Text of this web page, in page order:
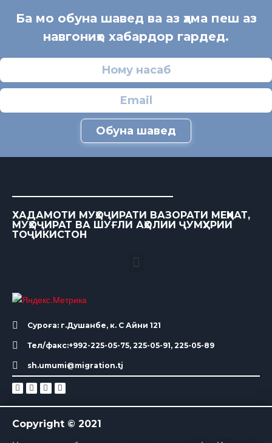
Ба мо обуна шавед ва аз ҳама пеш аз
навгониҳо хабардор гардед.
Обуна шавед
ХАДАМОТИ МУҲОҶИРАТИ ВАЗОРАТИ МЕҲНАТ,
МУҲОҶИРАТ ВА ШУҒЛИ АҲОЛИИ ҶУМҲУРИИ
ТОҶИКИСТОН
Суроға: г.Душанбе, к. С Айни 121
Тел/факс:+992-225-05-75, 225-05-91, 225-05-89
sh.umumi@migration.tj
Copyright © 2021